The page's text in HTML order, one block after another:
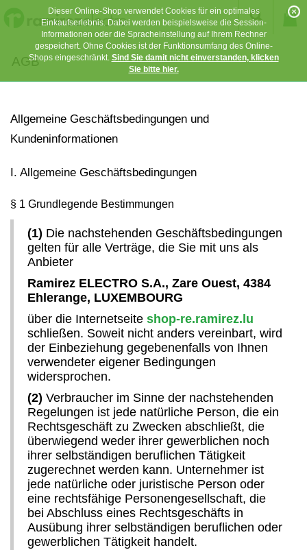
Dieser Online-Shop verwendet Cookies für ein optimales
Einkaufserlebnis. Dabei werden beispielsweise die Session-
Informationen oder die Spracheinstellung auf Ihrem Rechner
gespeichert. Ohne Cookies ist der Funktionsumfang des Online-
Shops eingeschränkt. Sind Sie damit nicht einverstanden, klicken
Sie bitte hier.
AGB
Allgemeine Geschäftsbedingungen und
Kundeninformationen
I. Allgemeine Geschäftsbedingungen
§ 1 Grundlegende Bestimmungen
(1) Die nachstehenden Geschäftsbedingungen
gelten für alle Verträge, die Sie mit uns als
Anbieter
Ramirez ELECTRO S.A., Zare Ouest, 4384
Ehlerange, LUXEMBOURG
über die Internetseite shop-re.ramirez.lu
schließen. Soweit nicht anders vereinbart, wird
der Einbeziehung gegebenenfalls von Ihnen
verwendeter eigener Bedingungen
widersprochen.
(2) Verbraucher im Sinne der nachstehenden
Regelungen ist jede natürliche Person, die ein
Rechtsgeschäft zu Zwecken abschließt, die
überwiegend weder ihrer gewerblichen noch
ihrer selbständigen beruflichen Tätigkeit
zugerechnet werden kann. Unternehmer ist
jede natürliche oder juristische Person oder
eine rechtsfähige Personengesellschaft, die
bei Abschluss eines Rechtsgeschäfts in
Ausübung ihrer selbständigen beruflichen oder
gewerblichen Tätigkeit handelt.